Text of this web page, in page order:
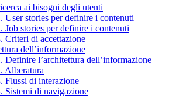
ai bisogni degli utenti
User stories per definire i contenuti
Job stories per definire i contenuti
Criteri di accettazione
dell’informazione
Definire l’architettura dell’informazione
Alberatura
Flussi di interazione
Sistemi di navigazione